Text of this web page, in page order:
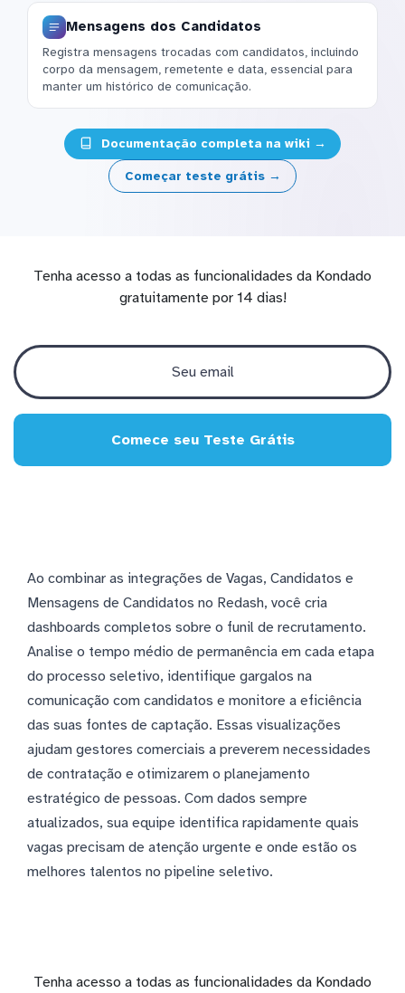
Mensagens dos Candidatos
Registra mensagens trocadas com candidatos, incluindo
corpo da mensagem, remetente e data, essencial para
manter um histórico de comunicação.
Documentação completa na wiki →
Começar teste grátis →
Tenha acesso a todas as funcionalidades da Kondado
gratuitamente por 14 dias!
Comece seu Teste Grátis
Ao combinar as integrações de Vagas, Candidatos e
Mensagens de Candidatos no Redash, você cria
dashboards completos sobre o funil de recrutamento.
Analise o tempo médio de permanência em cada etapa
do processo seletivo, identifique gargalos na
comunicação com candidatos e monitore a eficiência
das suas fontes de captação. Essas visualizações
ajudam gestores comerciais a preverem necessidades
de contratação e otimizarem o planejamento
estratégico de pessoas. Com dados sempre
atualizados, sua equipe identifica rapidamente quais
vagas precisam de atenção urgente e onde estão os
melhores talentos no pipeline seletivo.
Tenha acesso a todas as funcionalidades da Kondado